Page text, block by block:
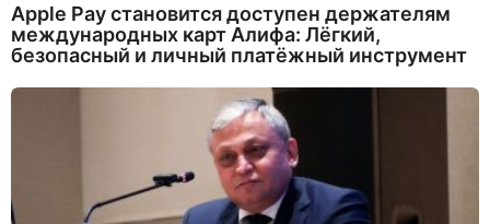
Apple Pay становится доступен держателям
международных карт Алифа: Лёгкий,
безопасный и личный платёжный инструмент